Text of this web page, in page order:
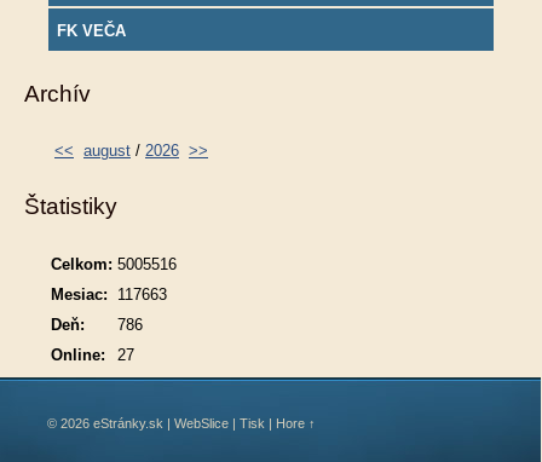
FK VEČA
Archív
<< august / 2026 >>
Štatistiky
Online: 27
Celkom: 5005516
Mesiac:
117663
Deň:
786
© 2026 eStránky.sk | WebSlice | Tisk | Hore ↑